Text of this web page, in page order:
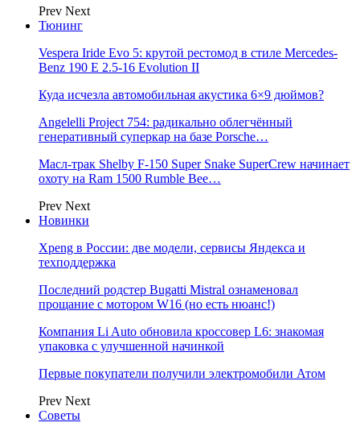
Prev Next
Тюнинг
Vespera Iride Evo 5: крутой рестомод в стиле Mercedes-
Benz 190 E 2.5-16 Evolution II
Куда исчезла автомобильная акустика 6×9 дюймов?
Angelelli Project 754: радикально облегчённый
генеративный суперкар на базе Porsche…
Масл-трак Shelby F-150 Super Snake SuperCrew начинает
охоту на Ram 1500 Rumble Bee…
Prev Next
Новинки
Xpeng в России: две модели, сервисы Яндекса и
техподдержка
Последний родстер Bugatti Mistral ознаменовал
прощание с мотором W16 (но есть нюанс!)
Компания Li Auto обновила кроссовер L6: знакомая
упаковка с улучшенной начинкой
Первые покупатели получили электромобили Атом
Prev Next
Советы